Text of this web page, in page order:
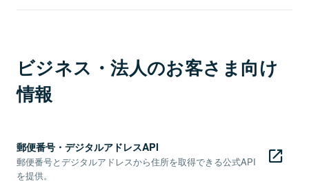
ビジネス・法人のお客さま向け
情報
郵便番号・デジタルアドレスAPI
郵便番号とデジタルアドレスから住所を取得できる公式API
を提供。